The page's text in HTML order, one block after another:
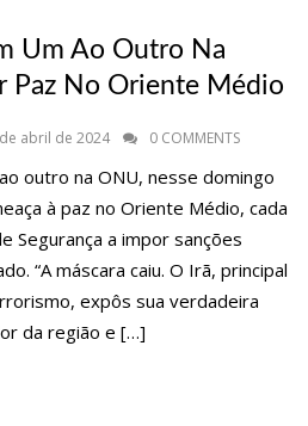
crescimento pela primeira vez em 3
trimestres
meses sem sexo e revela como se
sentiu
traição”
encontrados mortos em carro no
de SP
Clara após não pegar buquê em
“Filho da put*! Nojento!”
que Lei do Troco é válida e
ser respeitada
Um Ao Outro Na
Paz No Oriente Médio
abril de 2024 0 COMMENTS
outro na ONU, nesse domingo
à paz no Oriente Médio, cada
Segurança a impor sanções
“A máscara caiu. O Irã, principal
expôs sua verdadeira
da região e […]